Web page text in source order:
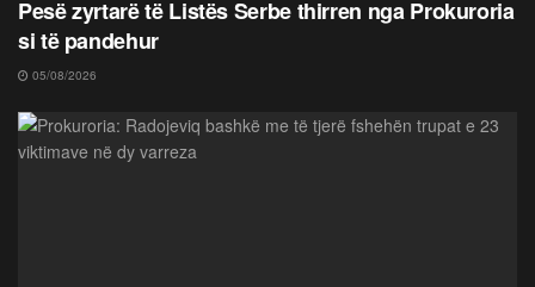
Pesë zyrtarë të Listës Serbe thirren nga Prokuroria
si të pandehur
05/08/2026